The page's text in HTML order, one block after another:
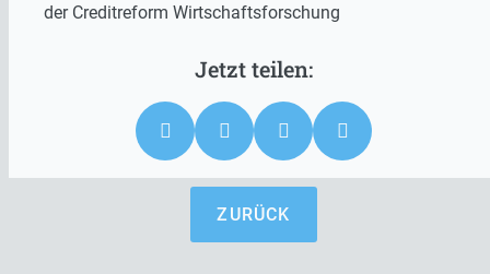
der Creditreform Wirtschaftsforschung
ZURÜCK